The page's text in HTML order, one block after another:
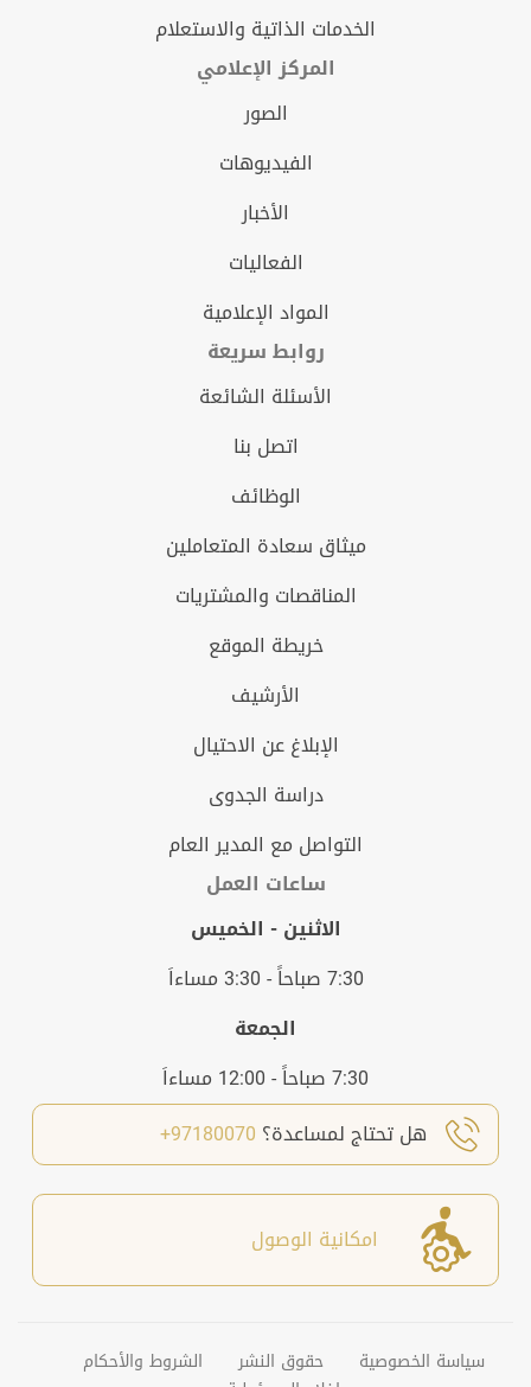
الخدمات الذاتية والاستعلام
المركز الإعلامي
الصور
الفيديوهات
الأخبار
الفعاليات
المواد الإعلامية
روابط سريعة
الأسئلة الشائعة
اتصل بنا
الوظائف
ميثاق سعادة المتعاملين
المناقصات والمشتريات
خريطة الموقع
الأرشيف
الإبلاغ عن الاحتيال
دراسة الجدوى
التواصل مع المدير العام
ساعات العمل
الاثنين - الخميس
7:30 صباحاً - 3:30 مساءاَ
الجمعة
7:30 صباحاً - 12:00 مساءاَ
هل تحتاج لمساعدة؟ 97180070+
امكانية الوصول
سياسة الخصوصية حقوق النشر
الشروط والأحكام